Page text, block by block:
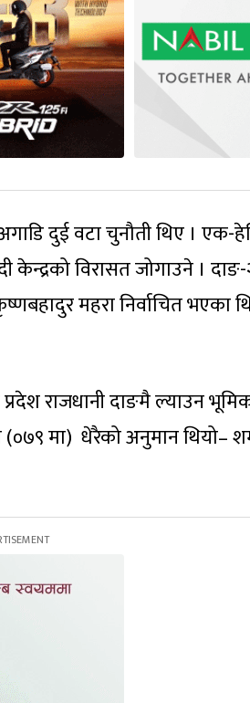
अगाडि दुई वटा चुनौती थिए ।
केन्द्रको विरासत जोगाउने ।
महरा निर्वाचित भएका
राजधानी दाङमै ल्याउन
मा) धेरैको अनुमान थियो–